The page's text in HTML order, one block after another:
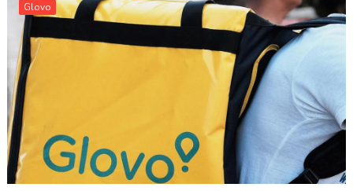
Glovo